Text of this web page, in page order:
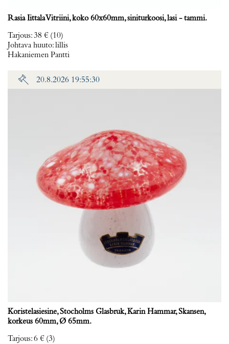
Rasia Iittala Vitriini, koko 60x60mm, siniturkoosi, lasi - tammi.
Tarjous:38 € (10)
Johtava huuto:lillis
Hakaniemen Pantti
20.8.2026 19:55:30
Koristelasiesine, Stocholms Glasbruk, Karin Hammar, Skansen,
korkeus 60mm, Ø 65mm.
Tarjous:6 € (3)